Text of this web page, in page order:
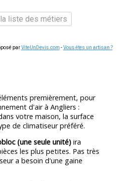
liste des métiers
parViteUnDevis.com -Vous êtes un artisan ?
premièrement, pour
d'air à Angliers :
votre maison, la surface
de climatiseur préféré.
(une seule unité) ira
les plus petites. Pas très
a besoin d'une gaine